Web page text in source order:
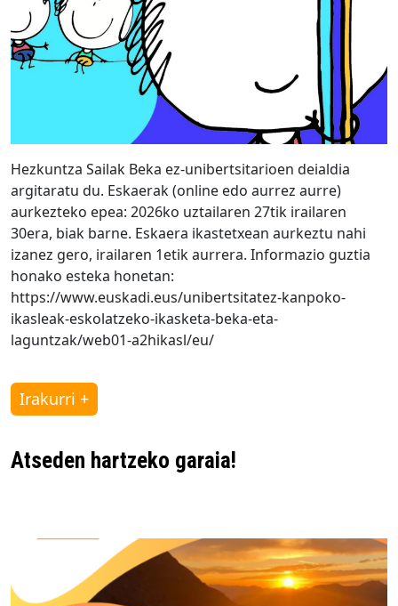
Hezkuntza Sailak Beka ez-unibertsitarioen deialdia
argitaratu du. Eskaerak (online edo aurrez aurre)
aurkezteko epea: 2026ko uztailaren 27tik irailaren
30era, biak barne. Eskaera ikastetxean aurkeztu nahi
izanez gero, irailaren 1etik aurrera. Informazio guztia
honako esteka honetan:
https://www.euskadi.eus/unibertsitatez-kanpoko-
ikasleak-eskolatzeko-ikasketa-beka-eta-
laguntzak/web01-a2hikasl/eu/
Irakurri +
Atseden hartzeko garaia!